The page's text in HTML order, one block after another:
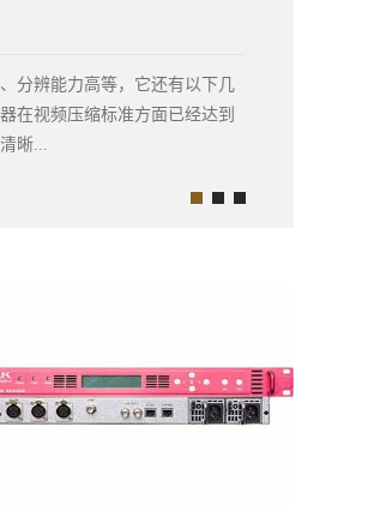
分辨能力高等，它还有以下几
在视频压缩标准方面已经达到
晰...
延时几乎看不出来。同时还支
需求。以上就是裕宽高标清编
志信息随时可以查到。并且本
可以和其他设备连接实现对编